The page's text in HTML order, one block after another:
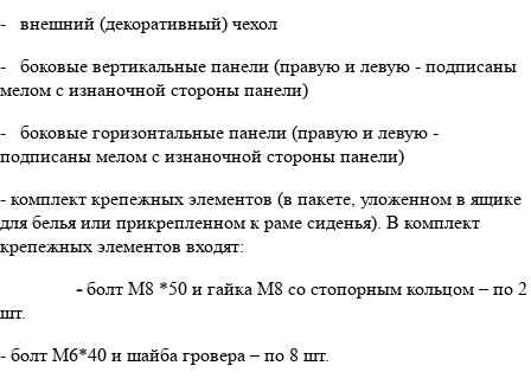
- внешний (декоративный) чехол
- боковые вертикальные панели (правую и левую - подписаны
мелом с изнаночной стороны панели)
- боковые горизонтальные панели (правую и левую -
подписаны мелом с изнаночной стороны панели)
- комплект крепежных элементов (в пакете, уложенном в ящике
для белья или прикрепленном к раме сиденья). В комплект
крепежных элементов входят:
-болт М8 *50 и гайка М8 со стопорным кольцом – по 2
шт.
- болт М6*40 и шайба гровера – по 8 шт.